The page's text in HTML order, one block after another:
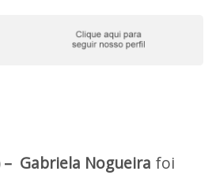
– Gabriela Nogueira foi